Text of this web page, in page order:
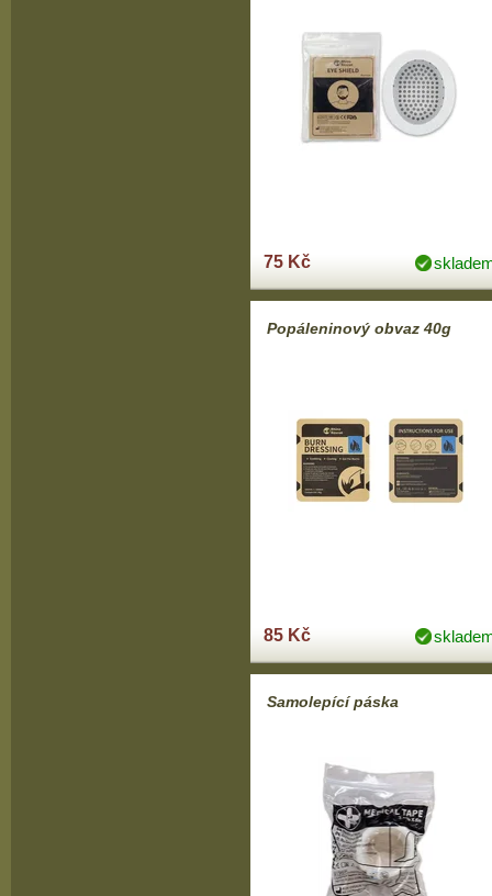
75 Kč
Popáleninový obvaz 40g
85 Kč
Samolepící páska